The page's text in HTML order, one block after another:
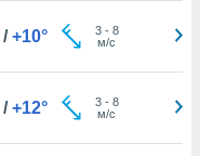
/ +10° 3- 8
м/с
/ +12° 3- 8
м/с